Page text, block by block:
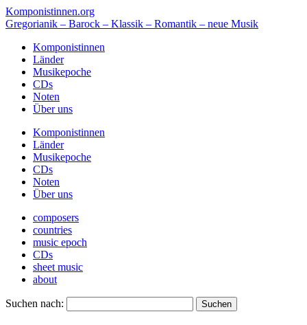
Komponistinnen.org
Gregorianik – Barock – Klassik – Romantik – neue Musik
Komponistinnen
Länder
Musikepoche
CDs
Noten
Über uns
Komponistinnen
Länder
Musikepoche
CDs
Noten
Über uns
composers
countries
music epoch
CDs
sheet music
about
Suchen nach: